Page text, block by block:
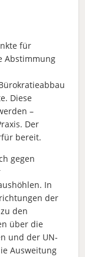
für
Abstimmung
Diese
–
Der
bereit.
gegen
In
der
den
über die
und der UN-
Ausweitung